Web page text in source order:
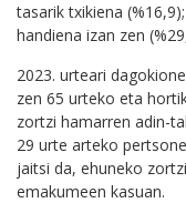
tasarik txikiena
handiena izan zen
2023. urteari
zen 65 urteko eta
zortzi hamarren adin-
29 urte arteko
jaitsi da, ehuneko
emakumeen kasuan.